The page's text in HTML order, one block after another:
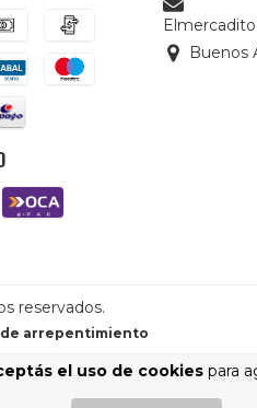
el uso de cookiespara
Buenos
reservados.
arrepentimiento